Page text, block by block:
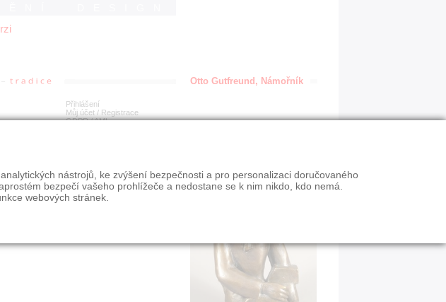
Přihlášení
Můj účet / Registrace
GDPR/AML
Otto Gutfreund, Námořník
nástrojů, ke zvýšení bezpečnosti a pro personalizaci doručovaného
bezpečí vašeho prohlížeče a nedostane se k nim nikdo, kdo nemá.
webových stránek.